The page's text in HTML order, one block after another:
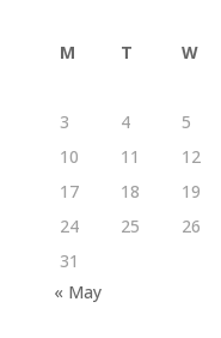
M T W
3
4 5
10
11 12
17
18 19
24
25 26
31
« May